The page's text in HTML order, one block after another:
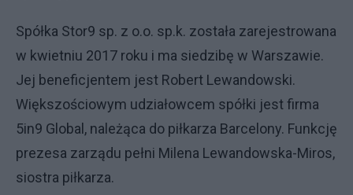
Spółka Stor9 sp. z o.o. sp.k. została zarejestrowana
w kwietniu 2017 roku i ma siedzibę w Warszawie.
Jej beneficjentem jest Robert Lewandowski.
Większościowym udziałowcem spółki jest firma
5in9 Global, należąca do piłkarza Barcelony. Funkcję
prezesa zarządu pełni Milena Lewandowska-Miros,
siostra piłkarza.